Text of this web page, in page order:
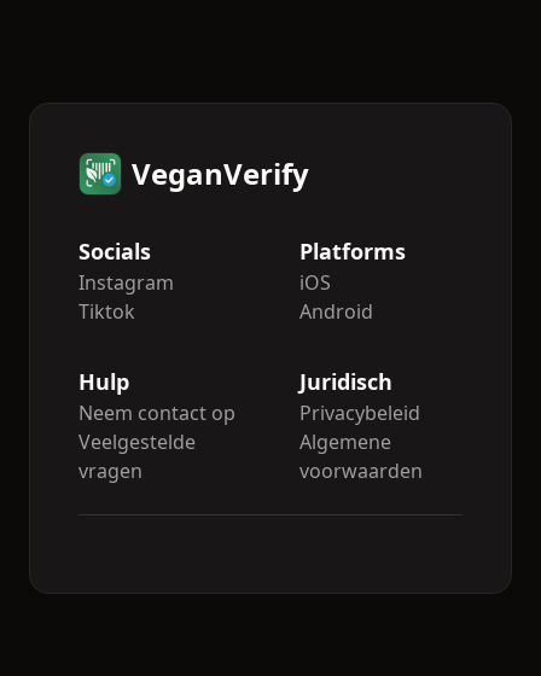
VeganVerify
Socials
Instagram
Tiktok
Platforms
iOS
Android
Hulp
Neem contact op
Veelgestelde
vragen
Juridisch
Privacybeleid
Algemene
voorwaarden